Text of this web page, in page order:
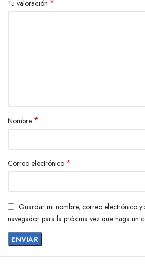
Tu valoración *
Nombre *
Correo electrónico *
Guardar mi nombre, correo electrónico y
navegador para la próxima vez que haga un